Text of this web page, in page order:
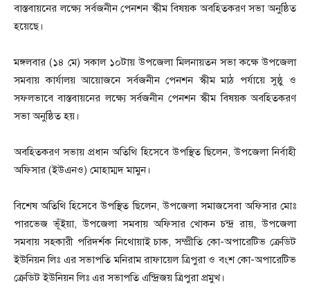
বাস্তবায়নের লক্ষ্যে সর্বজনীন পেনশন স্কীম বিষয়ক অবহিতকরণ সভা অনুষ্ঠিত
হয়েছে।
মঙ্গলবার (১৪ মে) সকাল ১০টায় উপজেলা মিলনায়তন সভা কক্ষে উপজেলা
সমবায় কার্যালয় আয়োজনে সর্বজনীন পেনশন স্কীম মাঠ পর্যায়ে সুষ্ঠু ও
সফলভাবে বাস্তবায়নের লক্ষ্যে সর্বজনীন পেনশন স্কীম বিষয়ক অবহিতকরণ
সভা অনুষ্ঠিত হয়।
অবহিতকরণ সভায় প্রধান অতিথি হিসেবে উপস্থিত ছিলেন, উপজেলা নির্বাহী
অফিসার (ইউএনও) মোহাম্মদ মামুন।
বিশেষ অতিথি হিসেবে উপস্থিত ছিলেন, উপজেলা সমাজসেবা অফিসার মোঃ
পারভেজ ভূঁইয়া, উপজেলা সমবায় অফিসার খোকন চন্দ্র রায়, উপজেলা
সমবায় সহকারী পরিদর্শক নিথোয়াই চাক, সম্প্রীতি কো-অপারেটিভ ক্রেডিট
ইউনিয়ন লিঃ এর সভাপতি মনিরাম রাফায়েল ত্রিপুরা ও বংশ কো-অপারেটিভ
ক্রেডিট ইউনিয়ন লিঃ এর সভাপতি এন্দ্রিজয় ত্রিপুরা প্রমুখ।